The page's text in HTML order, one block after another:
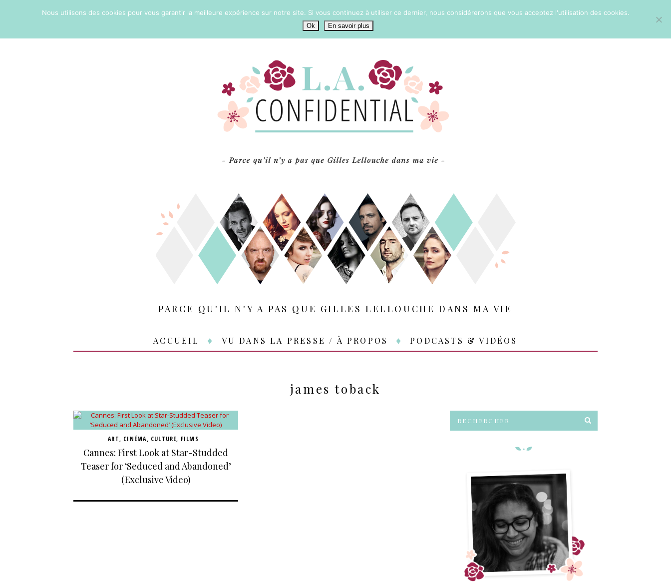
PARCE QU'IL N'Y A PAS QUE GILLES LELLOUCHE DANS MA VIE
ACCUEIL VU DANS LA PRESSE / À PROPOS PODCASTS & VIDÉOS
james toback
ART, CINÉMA, CULTURE, FILMS
Cannes: First Look at Star-Studded
Teaser for ‘Seduced and Abandoned’
(Exclusive Video)
Nous utilisons des cookies pour vous garantir la meilleure expérience sur notre site. Si vous continuez à utiliser ce dernier, nous considérerons que vous acceptez l'utilisation des cookies.
Ok En savoir plus